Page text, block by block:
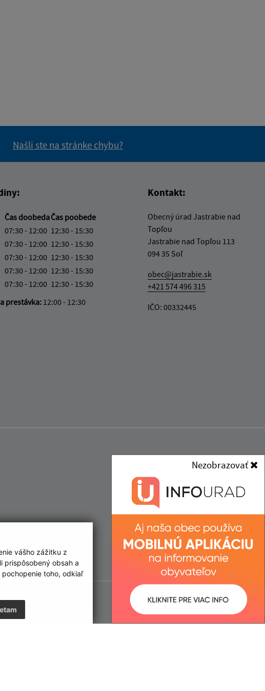
vášho zážitku z
prispôsobený obsah a
toho, odkiaľ
Nezobrazovať
Našli ste na stránke chybu?
Čas doobedaČas poobede
07:30 - 12:00 12:30 - 15:30
07:30 - 12:00 12:30 - 15:30
07:30 - 12:00 12:30 - 15:30
07:30 - 12:00 12:30 - 15:30
07:30 - 12:00 12:30 - 15:30
prestávka: 12:00 - 12:30
Kontakt:
Obecný úrad Jastrabie nad
Topľou
Jastrabie nad Topľou 113
094 35 Soľ
obec@jastrabie.sk
+421 574 496 315
IČO: 00332445
Správca obsahu: